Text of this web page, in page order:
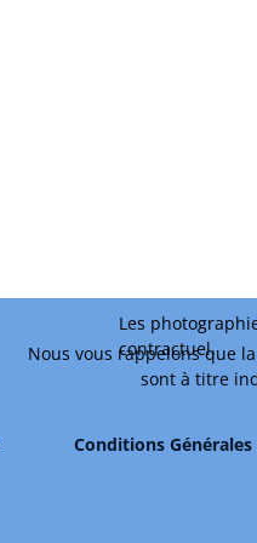
Les
contractuel.
Conditions
Nous vous rappelons que
sont à titre